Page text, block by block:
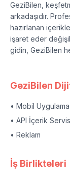
GeziBilen,
arkadaşıdır.
hazırlanan
işaret eder
gidin, GeziBilen
GeziBilen
• Mobil Uygulama
• API İçerik
• Reklam
İş Birlikteleri